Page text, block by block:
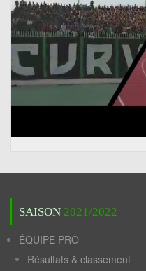
SAISON 2021/2022
ÉQUIPE PRO
Résultats & classement